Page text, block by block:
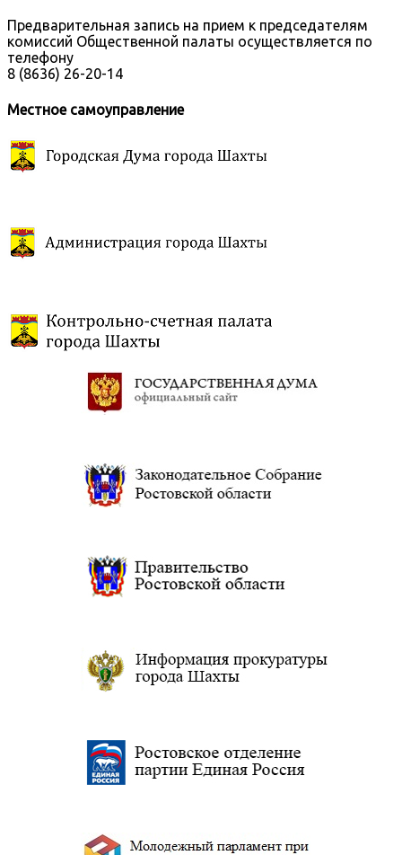
Предварительная запись на прием к председателям
комиссий Общественной палаты осуществляется по
телефону
8 (8636) 26-20-14
Местное самоуправление